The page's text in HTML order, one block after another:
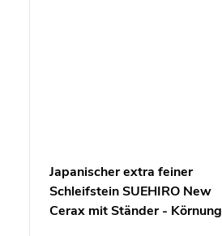
Japanischer extra feiner
Schleifstein SUEHIRO New
Cerax mit Ständer - Körnung